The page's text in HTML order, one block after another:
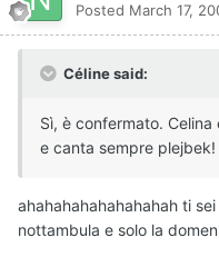
Posted March 17,
Céline said:
Sì, è confermato.
e canta sempre
ahahahahahahahahah ti
nottambula e solo la